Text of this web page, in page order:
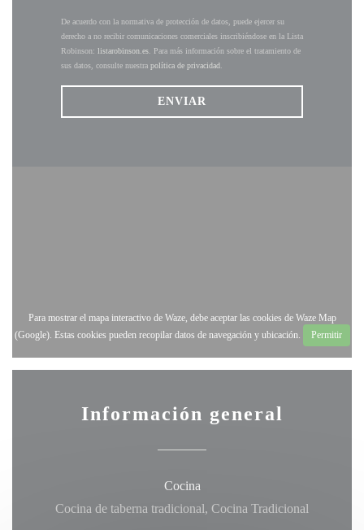
De acuerdo con la normativa de protección de datos, puede ejercer su
derecho a no recibir comunicaciones comerciales inscribiéndose en la Lista
Robinson: listarobinson.es . Para más información sobre el tratamiento de
sus datos, consulte nuestra política de privacidad
Para mostrar el mapa interactivo de Waze, debe aceptar las cookies de Waze Map
(Google). Estas cookies pueden recopilar datos de navegación y ubicación.
Permitir
Información general
Cocina
Cocina de taberna tradicional, Cocina Tradicional